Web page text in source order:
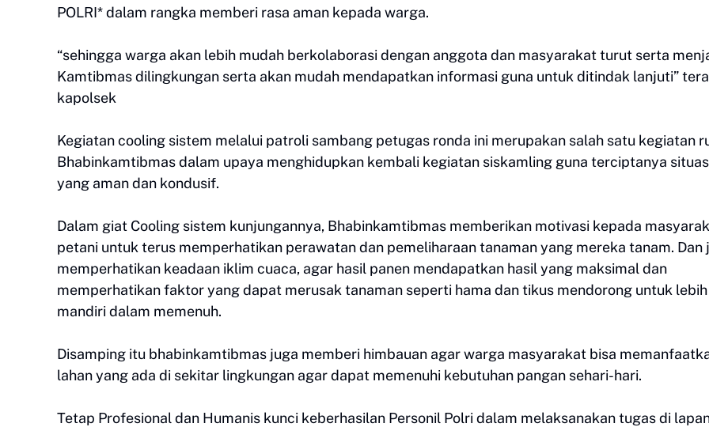
POLRI* dalam rangka memberi rasa aman kepada warga.
“sehingga warga akan lebih mudah berkolaborasi dengan anggota dan masyarakat turut serta
Kamtibmas dilingkungan serta akan mudah mendapatkan informasi guna untuk ditindak lanjuti”
kapolsek
Kegiatan cooling sistem melalui patroli sambang petugas ronda ini merupakan salah satu kegiatan
Bhabinkamtibmas dalam upaya menghidupkan kembali kegiatan siskamling guna terciptanya
yang aman dan kondusif.
Dalam giat Cooling sistem kunjungannya, Bhabinkamtibmas memberikan motivasi kepada
petani untuk terus memperhatikan perawatan dan pemeliharaan tanaman yang mereka tanam. Dan
memperhatikan keadaan iklim cuaca, agar hasil panen mendapatkan hasil yang maksimal dan
memperhatikan faktor yang dapat merusak tanaman seperti hama dan tikus mendorong untuk lebih
mandiri dalam memenuh.
Disamping itu bhabinkamtibmas juga memberi himbauan agar warga masyarakat bisa
lahan yang ada di sekitar lingkungan agar dapat memenuhi kebutuhan pangan sehari-hari.
Tetap Profesional dan Humanis kunci keberhasilan Personil Polri dalam melaksanakan tugas di